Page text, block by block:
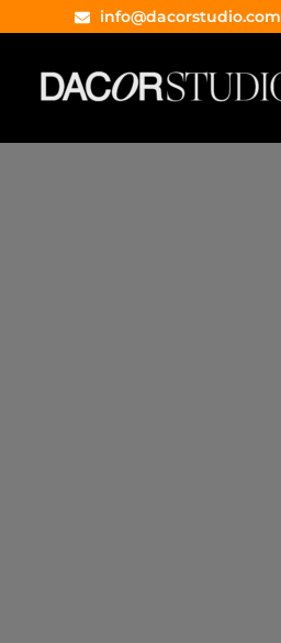
info@dacorstudio.com